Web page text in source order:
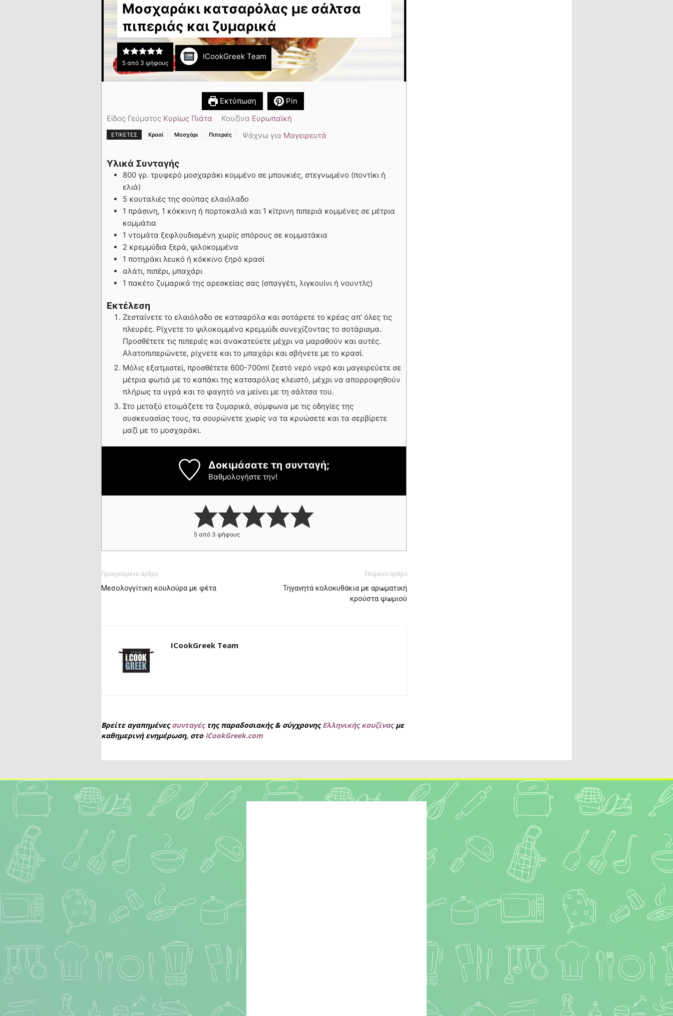
Μοσχαράκι κατσαρόλας με σάλτσα
πιπεριάς και ζυμαρικά
5από 3 ψήφους
ICookGreek Team
Εκτύπωση
Pin
Είδος Γεύματος Κυρίως Πιάτα Κουζίνα Ευρωπαϊκή
ΕΤΙΚΈΤΕΣ Κρασί Μοσχάρι Πιπεριές Ψάχνω για Μαγειρευτά
Υλικά Συνταγής
800 γρ. τρυφερό μοσχαράκι κομμένο σε μπουκιές, στεγνωμένο (ποντίκι ή
ελιά)
5 κουταλιές της σούπας ελαιόλαδο
1 πράσινη, 1 κόκκινη ή πορτοκαλιά και 1 κίτρινη πιπεριά κομμένες σε μέτρια
κομμάτια
1 ντομάτα ξεφλουδισμένη χωρίς σπόρους σε κομματάκια
2 κρεμμύδια ξερά, ψιλοκομμένα
1 ποτηράκι λευκό ή κόκκινο ξηρό κρασί
αλάτι, πιπέρι, μπαχάρι
1 πακέτο ζυμαρικά της αρεσκείας σας (σπαγγέτι, λιγκουίνι ή νουντλς)
Εκτέλεση
Ζεσταίνετε το ελαιόλαδο σε κατσαρόλα και σοτάρετε το κρέας απ' όλες τις
πλευρές. Ρίχνετε το ψιλοκομμένο κρεμμύδι συνεχίζοντας το σοτάρισμα.
Προσθέτετε τις πιπεριές και ανακατεύετε μέχρι να μαραθούν και αυτές.
Αλατοπιπερώνετε, ρίχνετε και το μπαχάρι και σβήνετε με το κρασί.
Μόλις εξατμιστεί, προσθέτετε 600-700ml ζεστό νερό νερό και μαγειρεύετε σε
μέτρια φωτιά με το καπάκι της κατσαρόλας κλειστό, μέχρι να απορροφηθούν
πλήρως τα υγρά και το φαγητό να μείνει με τη σάλτσα του.
Στο μεταξύ ετοιμάζετε τα ζυμαρικά, σύμφωνα με τις οδηγίες της
συσκευασίας τους, τα σουρώνετε χωρίς να τα κρυώσετε και τα σερβίρετε
μαζί με το μοσχαράκι.
Δοκιμάσατε τη συνταγή;
Βαθμολογήστε την!
5 από 3 ψήφους
Προηγούμενο άρθρο
Μεσολογγίτικη κουλούρα με φέτα
Επόμενο άρθρο
Τηγανητά κολοκυθάκια με αρωματική
κρούστα ψωμιού
ICookGreek Team
Βρείτε αγαπημένεςσυνταγέςτης παραδοσιακής & σύγχρονηςΕλληνικής κουζίναςμε
καθημερινή ενημέρωση, στο iCookGreek.com